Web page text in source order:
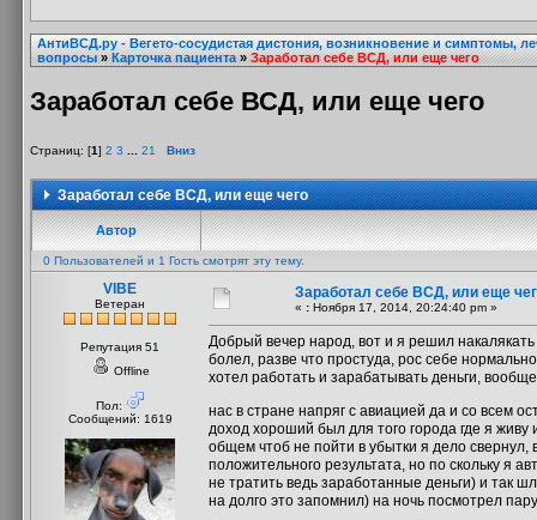
АнтиВСД.ру - Вегето-сосудистая дистония, возникновение и симптомы,
вопросы»Карточка пациента»Заработал себе ВСД, или еще чего
Заработал себе ВСД, или еще чего
Страниц: [1] 2 3 21 Вниз
Заработал себе ВСД, или еще чего
Автор
0 Пользователей и 1 Гость смотрят эту тему.
VIBE
Ветеран
Репутация 51
Offline
Пол:
Сообщений: 1619
Заработал себе ВСД, или еще
« : Ноября 17, 2014, 20:24:40 pm »
Добрый вечер народ, вот и я решил
болел, разве что простуда, рос себе
хотел работать и зарабатывать деньги,
нас в стране напряг с авиацией да и со всем
доход хороший был для того города где я живу
общем чтоб не пойти в убытки я дело свернул,
положительного результата, но по скольку я
не тратить ведь заработанные деньги) и так
на долго это запомнил) на ночь посмотрел